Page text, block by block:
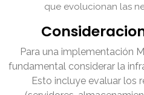
que evolucionan las
Para una implementación
fundamental considerar la
Esto incluye evaluar los